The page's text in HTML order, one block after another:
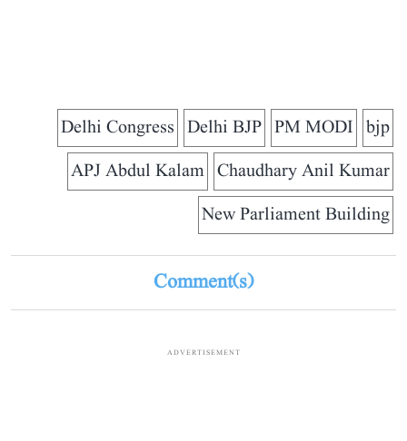
bjp
PM MODI
Delhi BJP
Delhi Congress
Chaudhary Anil Kumar
APJ Abdul Kalam
New Parliament Building
Comment(s)
ADVERTISEMENT